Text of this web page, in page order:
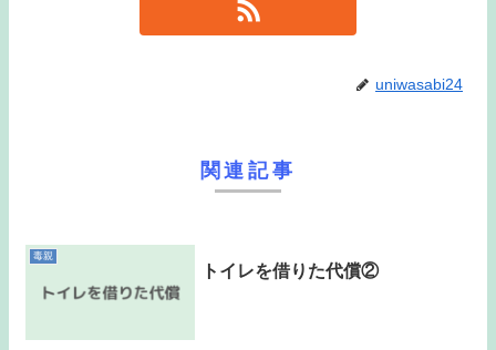
uniwasabi24
関連記事
毒親
トイレを借りた代償②